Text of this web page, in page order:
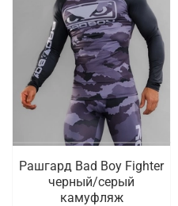
Рашгард Bad Boy Fighter
черный/серый
камуфляж